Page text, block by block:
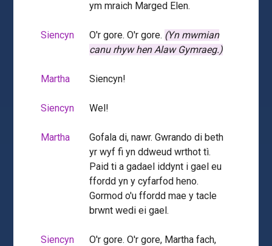
ym mraich Marged Elen.
Siencyn O'r gore. O'r gore. (Yn mwmian
canu rhyw hen Alaw Gymraeg.)
Martha Siencyn!
Siencyn Wel!
Martha
Gofala di, nawr. Gwrando di beth
yr wyf fi yn ddweud wrthot tì.
Paid ti a gadael iddynt i gael eu
ffordd yn y cyfarfod heno.
Gormod o'u ffordd mae y tacle
brwnt wedi ei gael.
Siencyn
O'r gore. O'r gore, Martha fach,